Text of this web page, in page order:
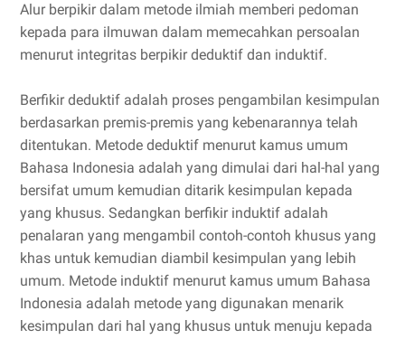
Alur berpikir dalam metode ilmiah memberi pedoman
kepada para ilmuwan dalam memecahkan persoalan
menurut integritas berpikir deduktif dan induktif.
Berfikir deduktif adalah proses pengambilan kesimpulan
berdasarkan premis-premis yang kebenarannya telah
ditentukan. Metode deduktif menurut kamus umum
Bahasa Indonesia adalah yang dimulai dari hal-hal yang
bersifat umum kemudian ditarik kesimpulan kepada
yang khusus. Sedangkan berfikir induktif adalah
penalaran yang mengambil contoh-contoh khusus yang
khas untuk kemudian diambil kesimpulan yang lebih
umum. Metode induktif menurut kamus umum Bahasa
Indonesia adalah metode yang digunakan menarik
kesimpulan dari hal yang khusus untuk menuju kepada